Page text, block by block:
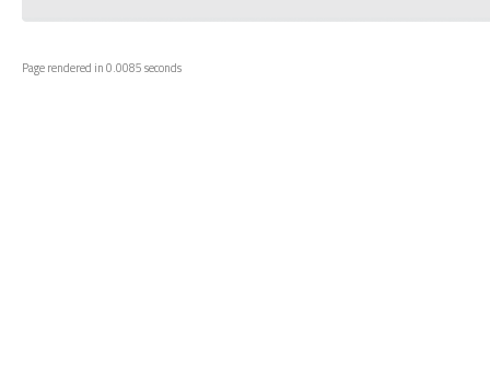
Page rendered in 0.0085 seconds